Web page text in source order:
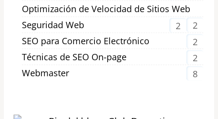
Optimización de Velocidad de Sitios Web
2
Seguridad Web
2
SEO para Comercio Electrónico
2
Técnicas de SEO On-page
2
Webmaster
8